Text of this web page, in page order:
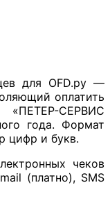
для OFD.ру —
оплатить
СЕРВИС
года. Формат
цифр и букв.
чеков
(платно), SMS